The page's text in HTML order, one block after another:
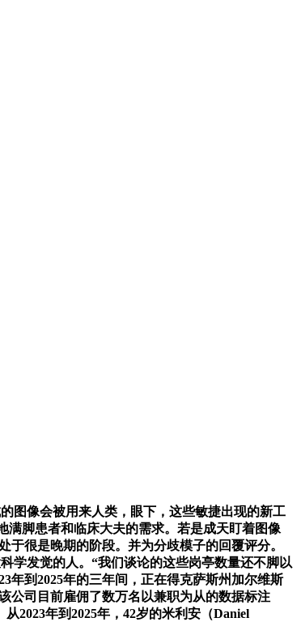
图像会被用来人类，眼下，这些敏捷出现的新工
满脚患者和临床大夫的需求。若是成天盯着图像
很是晚期的阶段。并为分歧模子的回覆评分。
学发觉的人。“我们谈论的这些岗亭数量还不脚以
年到2025年的三年间，正在得克萨斯州加尔维斯
公司目前雇佣了数万名以兼职为从的数据标注
2023年到2025年，42岁的米利安（Daniel